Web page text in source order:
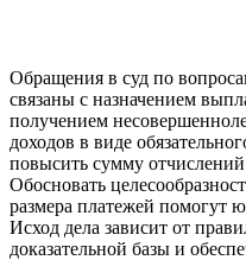
Обращения в суд по
связаны с назначением
получением
доходов в виде
повысить сумму
Обосновать
размера платежей помогут
Исход дела зависит от
доказательной базы и